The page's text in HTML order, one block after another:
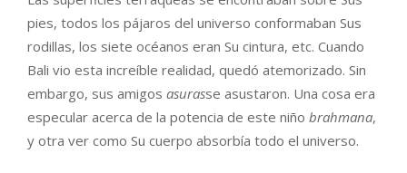
pies, todos los pájaros del universo conformaban Sus
rodillas, los siete océanos eran Su cintura, etc. Cuando
Bali vio esta increíble realidad, quedó atemorizado. Sin
embargo, sus amigos asurasse asustaron. Una cosa era
especular acerca de la potencia de este niño brahmana,
y otra ver como Su cuerpo absorbía todo el universo.